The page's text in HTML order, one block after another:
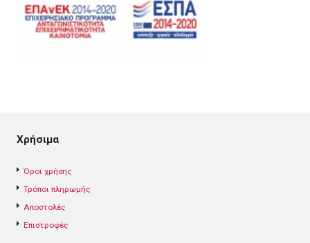
Χρήσιμα
Όροι χρήσης
Τρόποι πληρωμής
Αποστολές
Επιστροφές